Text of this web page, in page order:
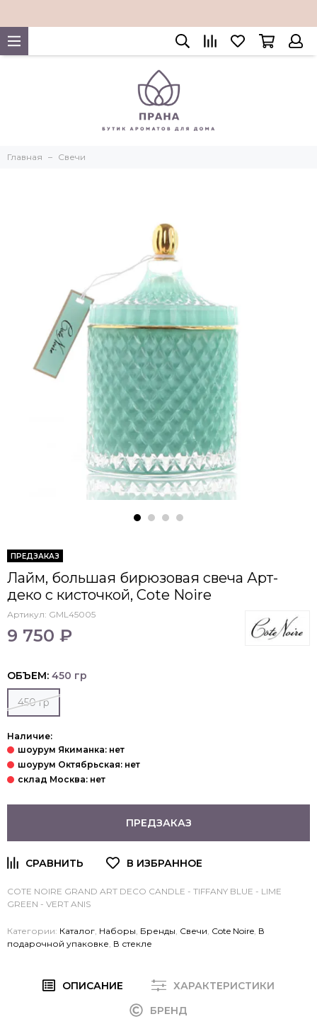
Главная Свечи
ПРЕДЗАКАЗ
Лайм, большая бирюзовая свеча Арт-
деко с кисточкой, Cote Noire
Артикул: GML45005
9 750 ₽
ОБЪЕМ: 450 гр
450 гр
Наличие:
ПРЕДЗАКАЗ
COTE NOIRE GRAND ART DECO CANDLE - TIFFANY BLUE - LIME
GREEN - VERT ANIS
Категории: Каталог Наборы Бренды Свечи Cote Noire В
подарочной упаковке В стекле
ОПИСАНИЕ
ХАРАКТЕРИСТИКИ
БРЕНД